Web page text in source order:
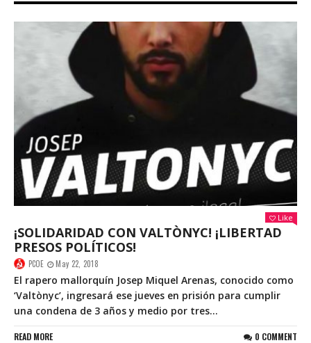
Like
¡SOLIDARIDAD CON VALTÒNYC! ¡LIBERTAD
PRESOS POLÍTICOS!
PCOE May 22, 2018
El rapero mallorquín Josep Miquel Arenas, conocido como
‘Valtònyc’, ingresará ese jueves en prisión para cumplir
una condena de 3 años y medio por tres...
READ MORE 0 COMMENT